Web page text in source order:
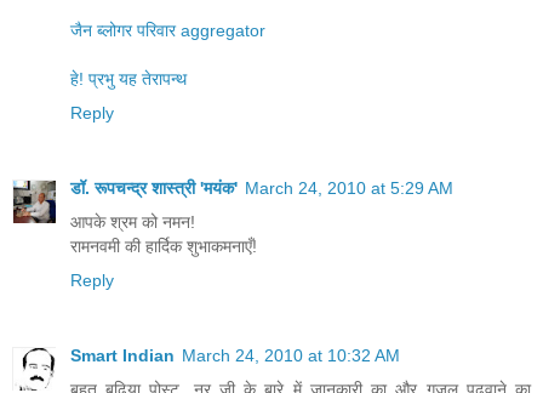
जैन ब्लोगर परिवार aggregator
हे! प्रभु यह तेरापन्थ
Reply
डॉ. रूपचन्द्र शास्त्री 'मयंक' March 24, 2010 at 5:29 AM
आपके श्रम को नमन!
रामनवमी की हार्दिक शुभाकमनाएँ!
Reply
Smart Indian March 24, 2010 at 10:32 AM